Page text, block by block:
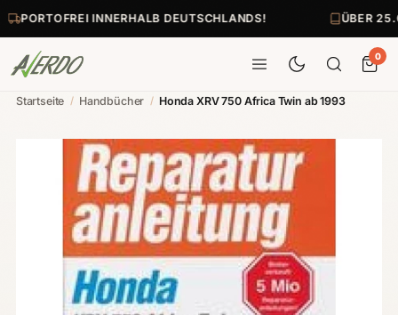
PORTOFREI INNERHALB DEUTSCHLANDS! ÜBER
0
Startseite / Handbücher / Honda XRV 750 Africa Twin ab 1993